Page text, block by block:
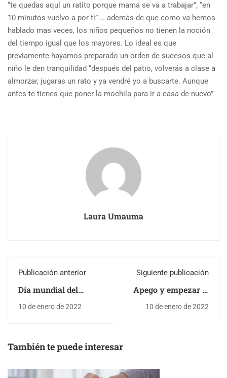
“te quedas aquí un ratito porque mama se va a trabajar”, “en
10 minutos vuelvo a por ti” … además de que como va hemos
hablado mas veces, los niños pequeños no tienen la noción
del tiempo igual que los mayores. Lo ideal es que
previamente hayamos preparado un orden de sucesos que al
niño le den tranquilidad “después del patio, volverás a clase a
almorzar, jugaras un rato y ya vendré yo a buscarte. Aunque
antes te tienes que poner la mochila para ir a casa de nuevo”
Laura Umauma
Publicación anterior
Día mundial del
hermano
10 de enero de 2022
Siguiente publicación
Apego y empezar el
cole/ Que vaya a la
Guardería para que
10 de enero de 2022
También te puede interesar